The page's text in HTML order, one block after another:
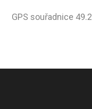
GPS souřadnice